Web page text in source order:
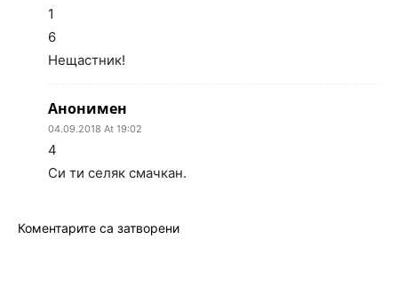
1
6
Нещастник!
Анонимен
04.09.2018 At 19:02
4
Си ти селяк смачкан.
Коментарите са затворени